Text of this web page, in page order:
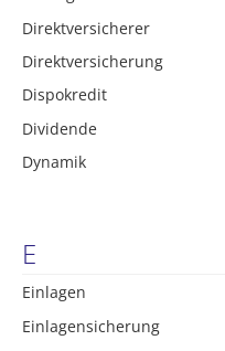
Direktversicherer
Direktversicherung
Dispokredit
Dividende
Dynamik
E
Einlagen
Einlagensicherung